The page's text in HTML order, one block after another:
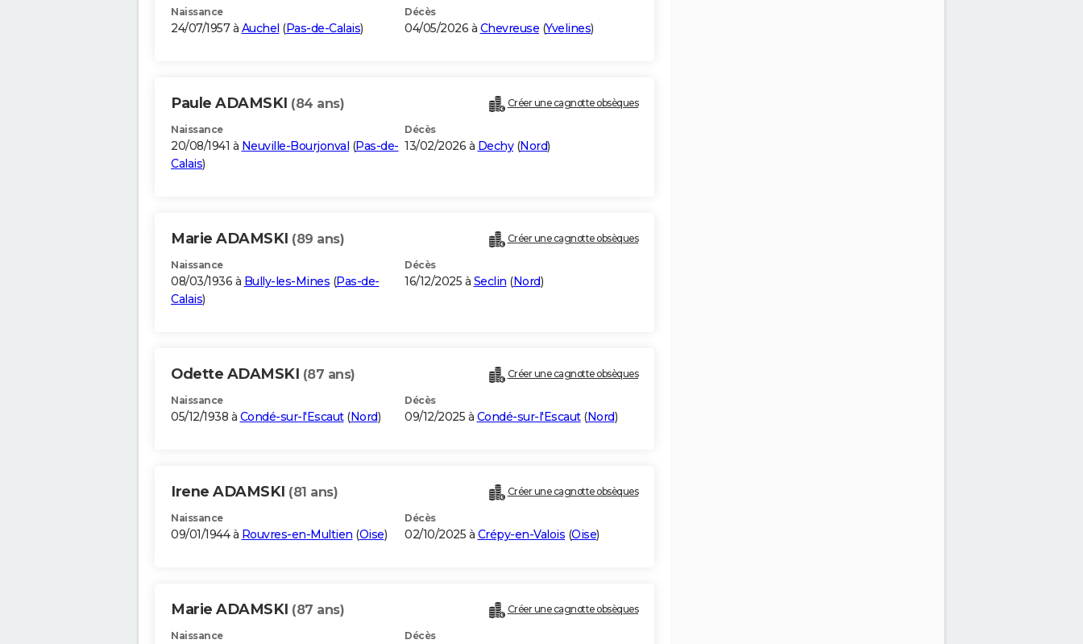
Naissance
24/07/1957 à Auchel (Pas-de-Calais)
Décès
04/05/2026 à Chevreuse (Yvelines)
Paule ADAMSKI (84 ans) Créer une cagnotte obsèques
Naissance
20/08/1941 à Neuville-Bourjonval (Pas-de-
Calais)
Décès
13/02/2026 à Dechy(Nord)
Marie ADAMSKI (89 ans) Créer une cagnotte obsèques
Naissance
08/03/1936 à Bully-les-Mines (Pas-de-
Calais)
Décès
16/12/2025 à Seclin (Nord)
Odette ADAMSKI (87 ans) Créer une cagnotte obsèques
Naissance
05/12/1938 à Condé-sur-l'Escaut(Nord)
Décès
09/12/2025 à Condé-sur-l'Escaut(Nord)
Irene ADAMSKI (81 ans) Créer une cagnotte obsèques
Naissance
09/01/1944 à Rouvres-en-Multien (Oise)
Décès
02/10/2025 à Crépy-en-Valois (Oise)
Marie ADAMSKI (87 ans) Créer une cagnotte obsèques
Naissance Décès